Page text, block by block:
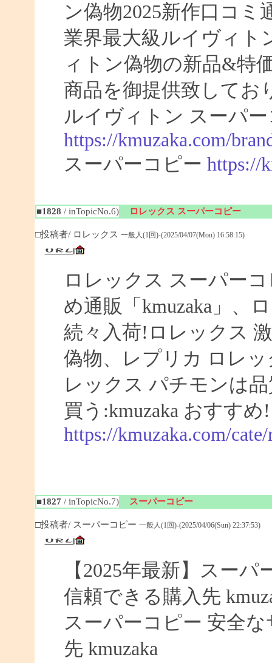
ン偽物2025新作口コ
業界最大級ルイヴィト
ィトン偽物の新品&特
商品を御提供致してお
ルイヴィトン スーパ
https://kmuzaka.com/
スーパーコピー https://
■1828 / inTopicNo.6) ロレックス スーパーコピー
□投稿者/ ロレックス 一般人(1回)-(2025/04/07(Mon) 16:58:15)
ロレックス スーパー
め通販「kmuzaka」、
続々入荷!ロレックス
偽物、レプリカ ロレ
レックス パチモンは
買う:kmuzaka おすすめ!
https://kmuzaka.com/
■1827 / inTopicNo.7) スーパーコピー
□投稿者/ スーパーコピー 一般人(1回)-(2025/04/06(Sun) 22:37:53)
【2025年最新】スー
信頼できる購入先
スーパーコピー 安全
先 kmuzaka